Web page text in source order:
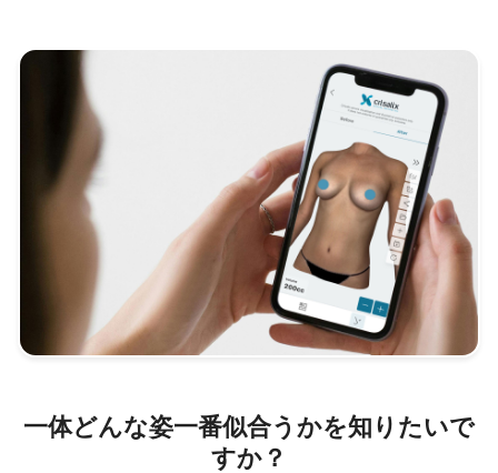
一体どんな姿一番似合うかを知りたいで
すか？